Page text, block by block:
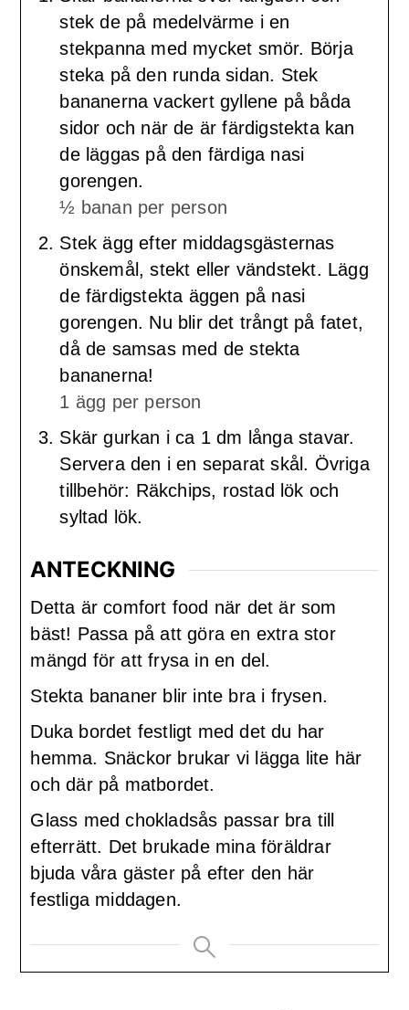
stek de på medelvärme i en
stekpanna med mycket smör. Börja
steka på den runda sidan. Stek
bananerna vackert gyllene på båda
sidor och när de är färdigstekta kan
de läggas på den färdiga nasi
gorengen.
½ banan per person
Stek ägg efter middagsgästernas
önskemål, stekt eller vändstekt. Lägg
de färdigstekta äggen på nasi
gorengen. Nu blir det trångt på fatet,
då de samsas med de stekta
bananerna!
1 ägg per person
Skär gurkan i ca 1 dm långa stavar.
Servera den i en separat skål. Övriga
tillbehör: Räkchips, rostad lök och
syltad lök.
ANTECKNING
Detta är comfort food när det är som
bäst! Passa på att göra en extra stor
mängd för att frysa in en del.
Stekta bananer blir inte bra i frysen.
Duka bordet festligt med det du har
hemma. Snäckor brukar vi lägga lite här
och där på matbordet.
Glass med chokladsås passar bra till
efterrätt. Det brukade mina föräldrar
bjuda våra gäster på efter den här
festliga middagen.